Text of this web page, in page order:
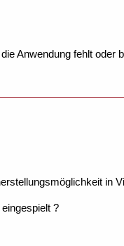
Anwendung fehlt oder
in
?